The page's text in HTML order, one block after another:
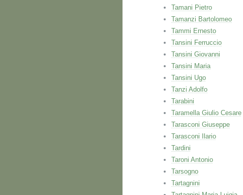
Tamani Pietro
Tamanzi Bartolomeo
Tammi Ernesto
Tansini Ferruccio
Tansini Giovanni
Tansini Maria
Tansini Ugo
Tanzi Adolfo
Tarabini
Taramella Giulio Cesare
Tarasconi Giuseppe
Tarasconi Ilario
Tardini
Taroni Antonio
Tarsogno
Tartagnini